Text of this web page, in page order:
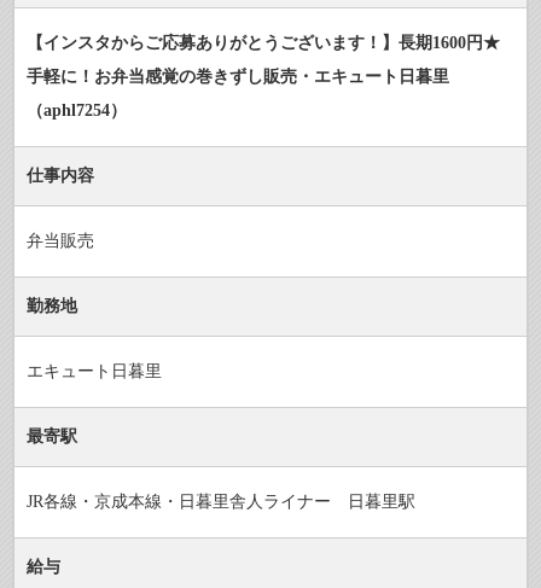
【インスタからご応募ありがとうございます！】長期1600円★
手軽に！お弁当感覚の巻きずし販売・エキュート日暮里
（aphl7254）
仕事内容
弁当販売
勤務地
エキュート日暮里
最寄駅
JR各線・京成本線・日暮里舎人ライナー 日暮里駅
給与